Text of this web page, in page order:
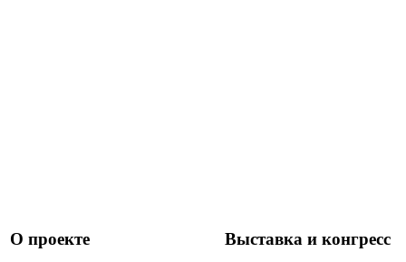
О проекте Выставка и конгресс